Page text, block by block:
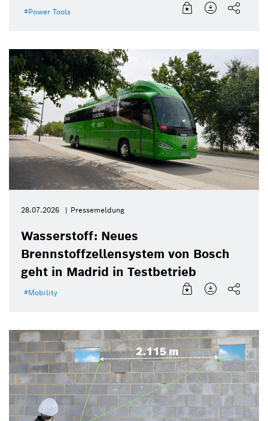
Power Tools
28.07.2026 Pressemeldung
Wasserstoff: Neues
Brennstoffzellensystem von Bosch
geht in Madrid in Testbetrieb
Mobility